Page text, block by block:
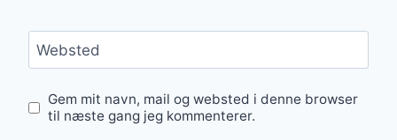
Websted
Gem mit navn, mail og websted i denne browser
til næste gang jeg kommenterer.